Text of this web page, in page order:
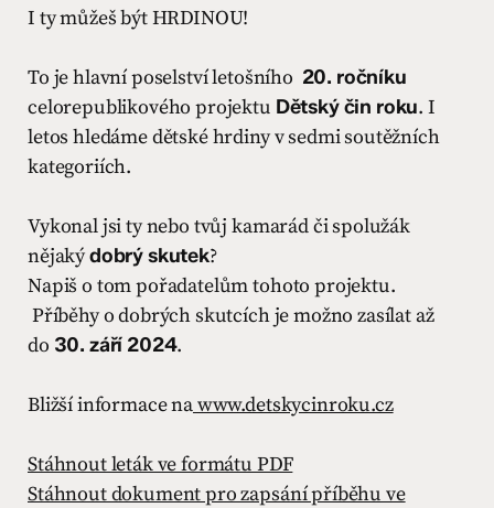
I ty můžeš být HRDINOU!
To je hlavní poselství letošního 20. ročníku
celorepublikového projektu Dětský čin roku. I
letos hledáme dětské hrdiny v sedmi soutěžních
kategoriích.
Vykonal jsi ty nebo tvůj kamarád či spolužák
nějakýdobrý skutek?
Napiš o tom pořadatelům tohoto projektu.
Příběhy o dobrých skutcích je možno zasílat až
do 30. září 2024.
Bližší informace nawww.detskycinroku.cz
Stáhnout leták ve formátu PDF
Stáhnout dokument pro zapsání příběhu ve